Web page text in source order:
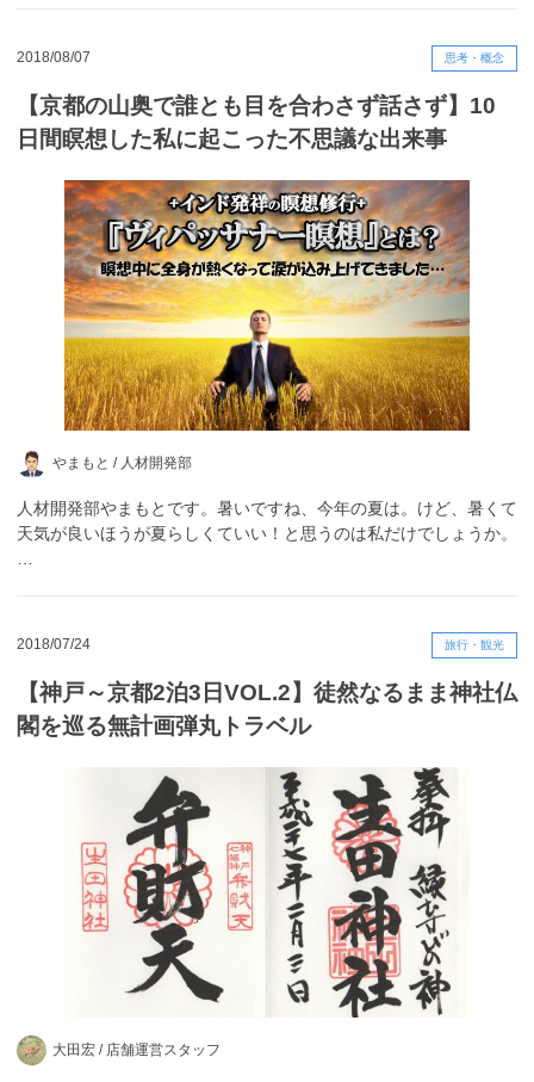
2018/08/07 思考・概念
【京都の山奥で誰とも目を合わさず話さず】10
日間瞑想した私に起こった不思議な出来事
やまもと / 人材開発部
人材開発部やまもとです。暑いですね、今年の夏は。けど、暑くて
天気が良いほうが夏らしくていい！と思うのは私だけでしょうか。
…
2018/07/24 旅行・観光
【神戸～京都2泊3日VOL.2】徒然なるまま神社仏
閣を巡る無計画弾丸トラベル
大田宏 / 店舗運営スタッフ